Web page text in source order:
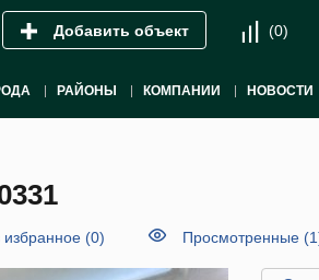
Добавить объект (0)
РАЙОНЫ КОМПАНИИ НОВОСТИ
избранное (0) Просмотренные